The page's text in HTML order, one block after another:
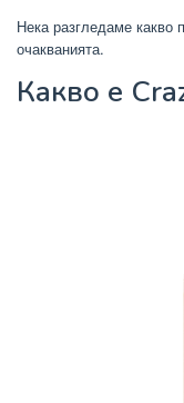
Нека разгледаме какво
очакванията.
Какво е